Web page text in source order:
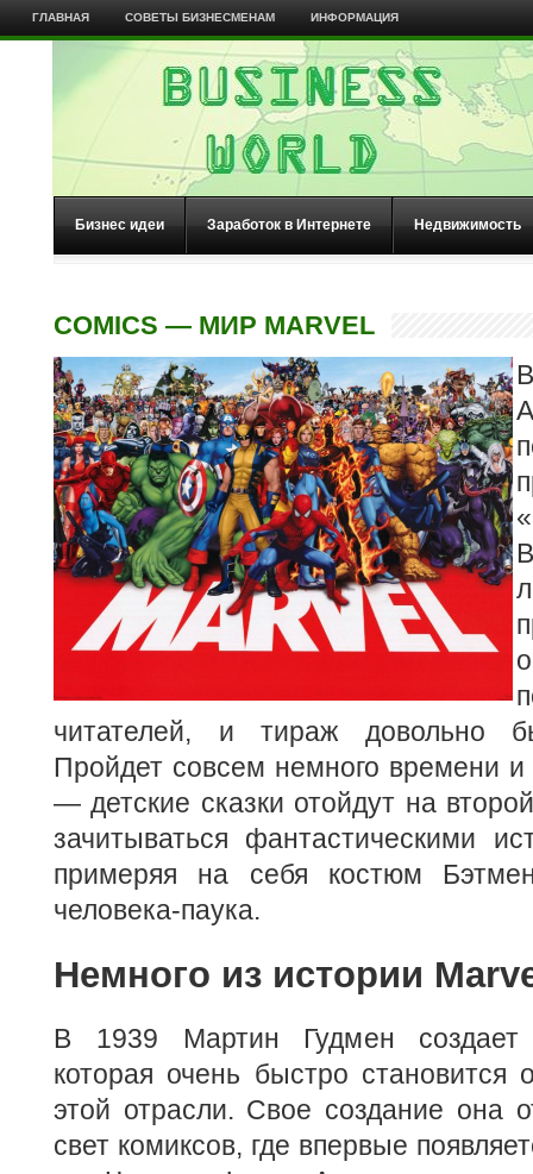
ГЛАВНАЯ СОВЕТЫ БИЗНЕСМЕНАМ ИНФОРМАЦИЯ
Бизнес идеи Заработок в Интернете Недвижимость
COMICS — МИР MARVEL
читателей, и тираж довольно
Пройдет совсем немного времени
— детские сказки отойдут на
зачитываться фантастическими
примеряя на себя костюм
человека-паука.
Немного из истории
В 1939 Мартин Гудмен создает
которая очень быстро становится
этой отрасли. Свое создание она
свет комиксов, где впервые